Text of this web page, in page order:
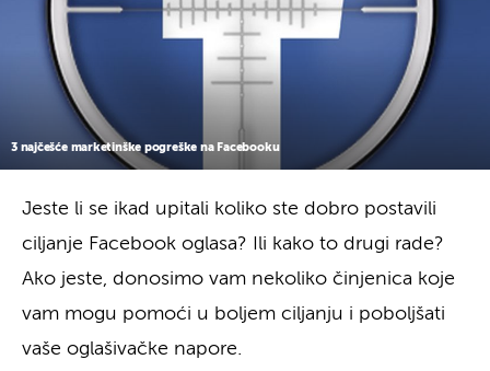
3 najčešće marketinške pogreške na Facebooku
Jeste li se ikad upitali koliko ste dobro postavili
ciljanje Facebook oglasa? Ili kako to drugi rade?
Ako jeste, donosimo vam nekoliko činjenica koje
vam mogu pomoći u boljem ciljanju i poboljšati
vaše oglašivačke napore.